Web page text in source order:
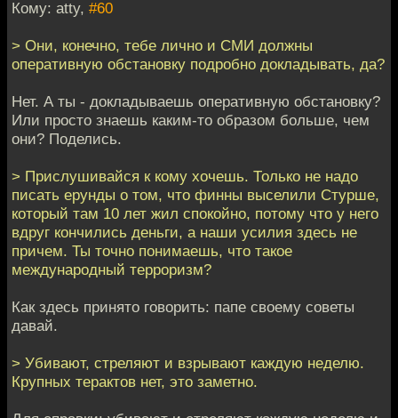
Кому: atty, #60
> Они, конечно, тебе лично и СМИ должны
оперативную обстановку подробно докладывать, да?
Нет. А ты - докладываешь оперативную обстановку?
Или просто знаешь каким-то образом больше, чем
они? Поделись.
> Прислушивайся к кому хочешь. Только не надо
писать ерунды о том, что финны выселили Стурше,
который там 10 лет жил спокойно, потому что у него
вдруг кончились деньги, а наши усилия здесь не
причем. Ты точно понимаешь, что такое
международный терроризм?
Как здесь принято говорить: папе своему советы
давай.
> Убивают, стреляют и взрывают каждую неделю.
Крупных терактов нет, это заметно.